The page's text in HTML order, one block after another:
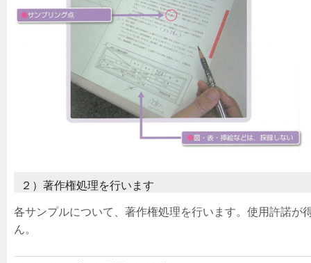
２）著作権処理を行います
各サンプルについて、著作権処理を行います。使用許諾が
ん。